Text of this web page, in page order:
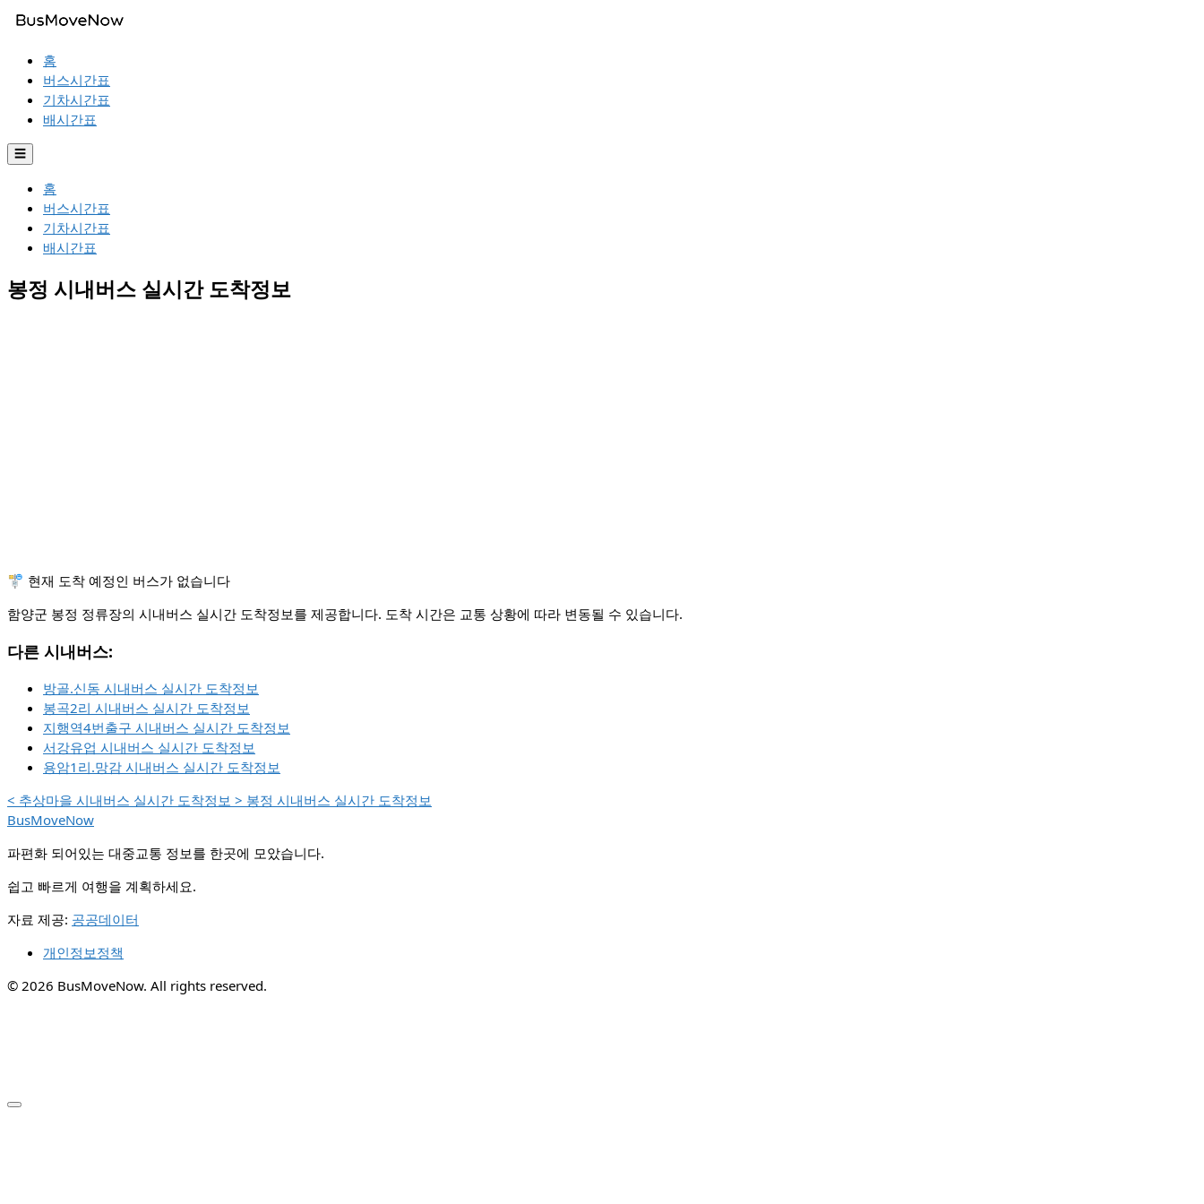
홈
버스시간표
기차시간표
배시간표
☰
홈
버스시간표
기차시간표
배시간표
봉정 시내버스 실시간 도착정보
🚏 현재 도착 예정인 버스가 없습니다
함양군 봉정 정류장의 시내버스 실시간 도착정보를 제공합니다. 도착 시간은 교통 상황에 따라 변동될 수 있습니다.
다른 시내버스:
방골.신동 시내버스 실시간 도착정보
봉곡2리 시내버스 실시간 도착정보
지행역4번출구 시내버스 실시간 도착정보
서강유업 시내버스 실시간 도착정보
용암1리.망감 시내버스 실시간 도착정보
< 추상마을 시내버스 실시간 도착정보 > 봉정 시내버스 실시간 도착정보
BusMoveNow
파편화 되어있는 대중교통 정보를 한곳에 모았습니다.
쉽고 빠르게 여행을 계획하세요.
자료 제공: 공공데이터
개인정보정책
© 2026 BusMoveNow. All rights reserved.
✕